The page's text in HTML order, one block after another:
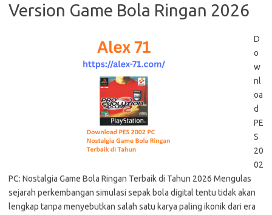
Version Game Bola Ringan 2026
D
o
w
nl
oa
d
PE
S
20
02
PC: Nostalgia Game Bola Ringan Terbaik di Tahun 2026 Mengulas
sejarah perkembangan simulasi sepak bola digital tentu tidak akan
lengkap tanpa menyebutkan salah satu karya paling ikonik dari era